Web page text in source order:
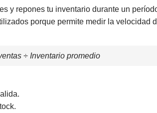
y repones tu inventario durante un
porque permite medir la velocidad
÷ Inventario promedio